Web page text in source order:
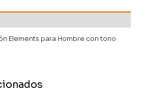
Elements para Hombre con tono